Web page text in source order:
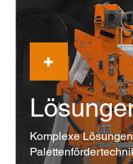
Komplexe